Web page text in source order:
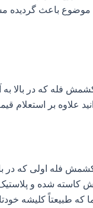
باعث گردیده
فله که در بالا
علاوه بر
فله اولی که در
شده و پلاستیک و
که طبیعتاً کلیشه